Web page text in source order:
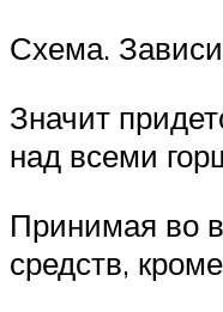
Схема.
Значит
над всеми
Принимая во
средств,